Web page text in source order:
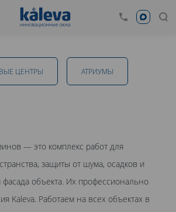
магазинов в Краснодаре
на обработку персональных данных
персональных данныхознакомлен.
ЦЕНТРЫ АТРИУМЫ
— это комплекс работ для
защиты от шума, осадков и
фасада объекта. Их профессионально
Kaleva. Работаем на всех объектах в